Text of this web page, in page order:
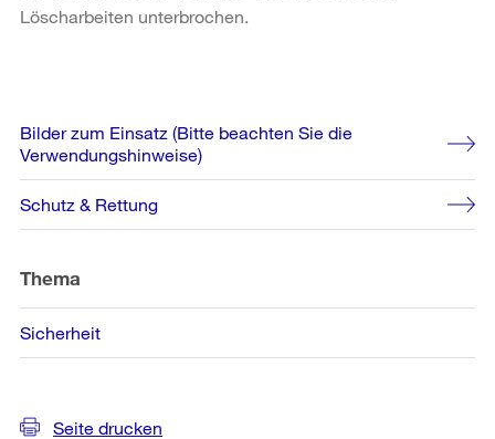
Löscharbeiten unterbrochen.
Weitere
Informationen
Bilder zum Einsatz (Bitte beachten Sie die
Verwendungshinweise)
Schutz & Rettung
Thema
Sicherheit
Seite drucken